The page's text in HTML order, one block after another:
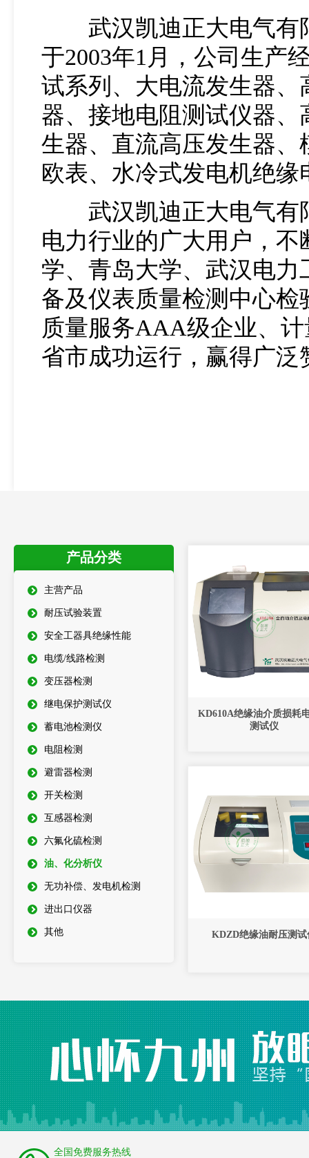
武汉凯迪正大电气有
于2003年1月，公司生产
试系列、大电流发生器
器、接地电阻测试仪器
生器、直流高压发生器、
欧表、水冷式发电机绝缘
武汉凯迪正大电气有限
电力行业的广大用户，
学、青岛大学、武汉电
备及仪表质量检测中心检
质量服务AAA级企业、
省市成功运行，赢得广泛
产品分类
主营产品
耐压试验装置
安全工器具绝缘性能
电缆/线路检测
变压器检测
继电保护测试仪
蓄电池检测仪
电阻检测
避雷器检测
开关检测
互感器检测
六氟化硫检测
油、化分析仪
无功补偿、发电机检测
进出口仪器
其他
KD610A绝缘油介质损耗
测试仪
KDZD绝缘油耐压测试
全国免费服务热线